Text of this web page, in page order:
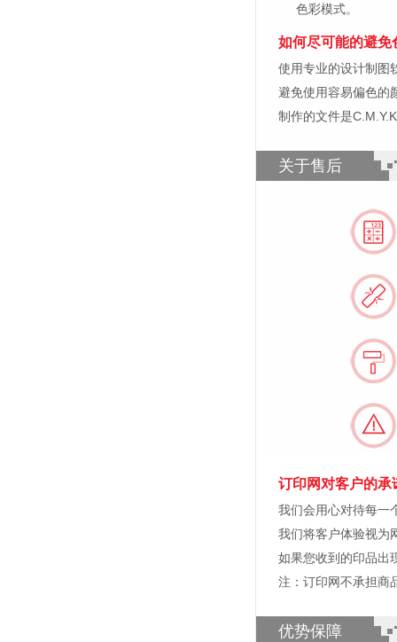
色彩模式。
如何尽可能的避免
使用专业的设计制图
避免使用容易偏色的
制作的文件是
关于售后
订印网对客户的承
我们会用心对待每一
我们将客户体验视为
如果您收到的印品出
注：订印网不承担商
优势保障